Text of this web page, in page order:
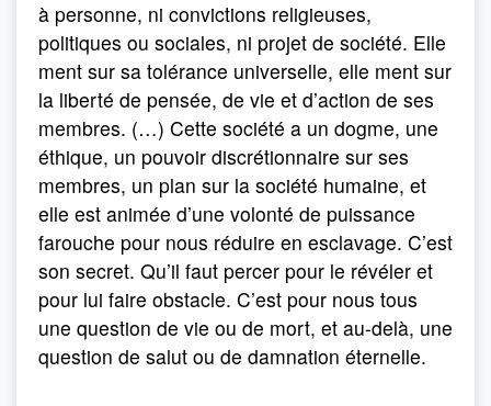
à personne, ni convictions religieuses,
politiques ou sociales, ni projet de société. Elle
ment sur sa tolérance universelle, elle ment sur
la liberté de pensée, de vie et d’action de ses
membres. (…) Cette société a un dogme, une
éthique, un pouvoir discrétionnaire sur ses
membres, un plan sur la société humaine, et
elle est animée d’une volonté de puissance
farouche pour nous réduire en esclavage. C’est
son secret. Qu’il faut percer pour le révéler et
pour lui faire obstacle. C’est pour nous tous
une question de vie ou de mort, et au-delà, une
question de salut ou de damnation éternelle.